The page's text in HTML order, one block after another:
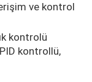
ve kontrol
kontrolü
kontrollü,